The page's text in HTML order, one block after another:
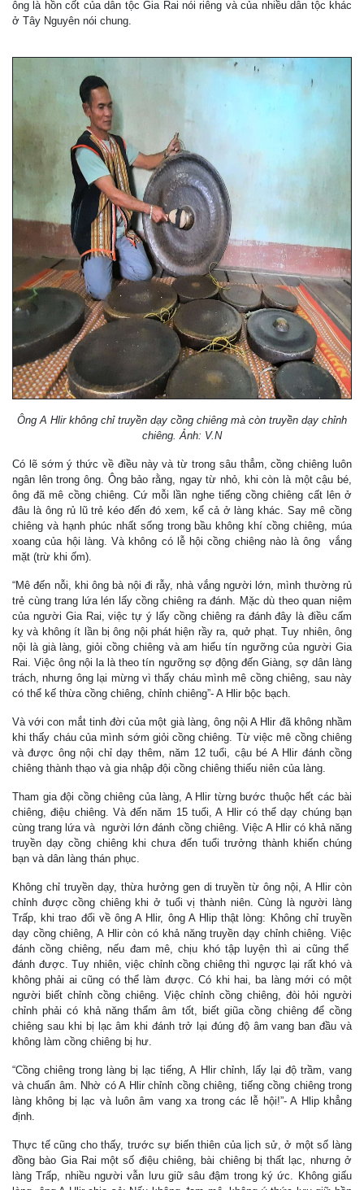
ông là hồn cốt của dân tộc Gia Rai nói riêng và của nhiều dân tộc khác
ở Tây Nguyên nói chung.
Ông A Hlir không chỉ truyền dạy cồng chiêng mà còn truyền dạy chỉnh
chiêng. Ảnh: V.N
Có lẽ sớm ý thức về điều này và từ trong sâu thẳm, cồng chiêng luôn
ngân lên trong ông. Ông bảo rằng, ngay từ nhỏ, khi còn là một cậu bé,
ông đã mê cồng chiêng. Cứ mỗi lần nghe tiếng cồng chiêng cất lên ở
đâu là ông rủ lũ trẻ kéo đến đó xem, kể cả ở làng khác. Say mê cồng
chiêng và hạnh phúc nhất sống trong bầu không khí cồng chiêng, múa
xoang của hội làng. Và không có lễ hội cồng chiêng nào là ông vắng
mặt (trừ khi ốm).
“Mê đến nỗi, khi ông bà nội đi rẫy, nhà vắng người lớn, mình thường rủ
trẻ cùng trang lứa lén lấy cồng chiêng ra đánh. Mặc dù theo quan niệm
của người Gia Rai, việc tự ý lấy cồng chiêng ra đánh đây là điều cấm
kỵ và không ít lần bị ông nội phát hiện rầy ra, quở phạt. Tuy nhiên, ông
nội là già làng, giỏi cồng chiêng và am hiểu tín ngưỡng của người Gia
Rai. Việc ông nội la là theo tín ngưỡng sợ động đến Giàng, sợ dân làng
trách, nhưng ông lại mừng vì thấy cháu mình mê cồng chiêng, sau này
có thể kế thừa cồng chiêng, chỉnh chiêng”- A Hlir bộc bạch.
Và với con mắt tinh đời của một già làng, ông nội A Hlir đã không nhầm
khi thấy cháu của mình sớm giỏi cồng chiêng. Từ việc mê cồng chiêng
và được ông nội chỉ dạy thêm, năm 12 tuổi, cậu bé A Hlir đánh cồng
chiêng thành thạo và gia nhập đội cồng chiêng thiếu niên của làng.
Tham gia đội cồng chiêng của làng, A Hlir từng bước thuộc hết các bài
chiêng, điệu chiêng. Và đến năm 15 tuổi, A Hlir có thể dạy chúng bạn
cùng trang lứa và người lớn đánh cồng chiêng. Việc A Hlir có khả năng
truyền dạy cồng chiêng khi chưa đến tuổi trưởng thành khiến chúng
bạn và dân làng thán phục.
Không chỉ truyền dạy, thừa hưởng gen di truyền từ ông nội, A Hlir còn
chỉnh được cồng chiêng khi ở tuổi vị thành niên. Cùng là người làng
Trấp, khi trao đổi về ông A Hlir, ông A Hlip thật lòng: Không chỉ truyền
dạy cồng chiêng, A Hlir còn có khả năng truyền dạy chỉnh chiêng. Việc
đánh cồng chiêng, nếu đam mê, chịu khó tập luyện thì ai cũng thể
đánh được. Tuy nhiên, việc chỉnh cồng chiêng thì ngược lại rất khó và
không phải ai cũng có thể làm được. Có khi hai, ba làng mới có một
người biết chỉnh cồng chiêng. Việc chỉnh cồng chiêng, đòi hỏi người
chỉnh phải có khả năng thẩm âm tốt, biết giũa cồng chiêng để cồng
chiêng sau khi bị lạc âm khi đánh trở lại đúng độ âm vang ban đầu và
không làm cồng chiêng bị hư.
“Cồng chiêng trong làng bị lạc tiếng, A Hlir chỉnh, lấy lại độ trầm, vang
và chuẩn âm. Nhờ có A Hlir chỉnh cồng chiêng, tiếng cồng chiêng trong
làng không bị lạc và luôn âm vang xa trong các lễ hội!”- A Hlip khẳng
định.
Thực tế cũng cho thấy, trước sự biến thiên của lịch sử, ở một số làng
đồng bào Gia Rai một số điệu chiêng, bài chiêng bị thất lạc, nhưng ở
làng Trấp, nhiều người vẫn lưu giữ sâu đậm trong ký ức. Không giấu